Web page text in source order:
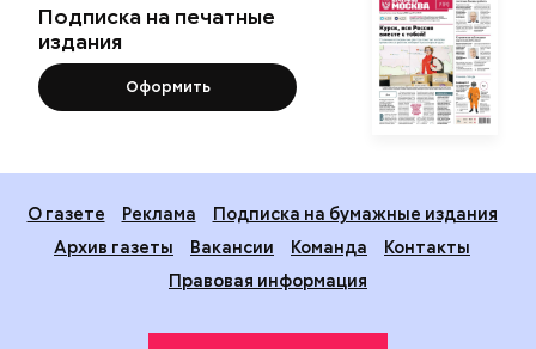
Подписка на печатные
издания
Оформить
О газете Реклама
Подписка на бумажные издания
Архив газеты
Вакансии Команда
Контакты
Правовая информация